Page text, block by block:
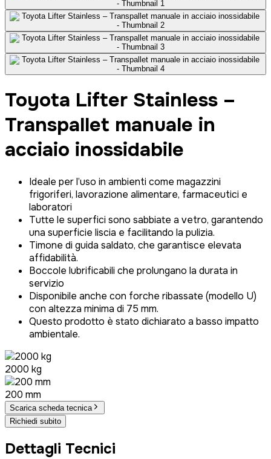
Toyota Lifter Stainless –
Transpallet manuale in
acciaio inossidabile
Ideale per l’uso in ambienti come magazzini
frigoriferi, lavorazione alimentare, farmaceutici e
laboratori
Tutte le superfici sono sabbiate a vetro, garantendo
una superficie liscia e facilitando la pulizia.
Timone di guida saldato, che garantisce elevata
affidabilità.
Boccole lubrificabili che prolungano la durata in
servizio
Disponibile anche con forche ribassate (modello U)
con altezza minima di 75 mm.
Questo prodotto è stato dichiarato a basso impatto
ambientale.
2000 kg
200 mm
Scarica scheda tecnica
Richiedi subito
Dettagli Tecnici